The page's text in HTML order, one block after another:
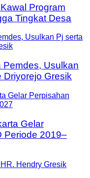
Program
Tingkat Desa
Pemdes, Usulkan
Driyorejo Gresik
Gelar
Periode 2019–